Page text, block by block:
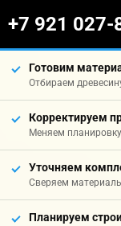
+7 921 027-
Готовим
Отбираем
Корректируем
Меняем
Уточняем
Сверяем
Планируем